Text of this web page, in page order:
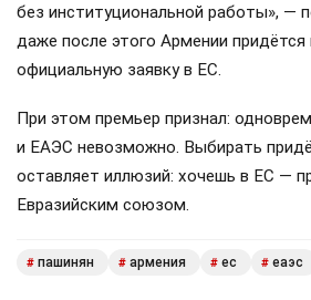
без институциональной работы», —
даже после этого Армении придётся
официальную заявку в ЕС.
При этом премьер признал:
и ЕАЭС невозможно. Выбирать
оставляет иллюзий: хочешь в ЕС —
Евразийским союзом.
# пашинян # армения # ес # еаэс